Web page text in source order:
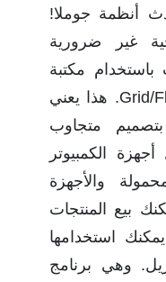
أنظمة جوملا!
غير ضرورية
مكتبة
Bootstrap الحديثة أو Grid/Flexbox CSS. هذا يعني
متجاوب
الكمبيوتر
والأجهزة
بيع المنتجات
استخدامها
وهي برنامج